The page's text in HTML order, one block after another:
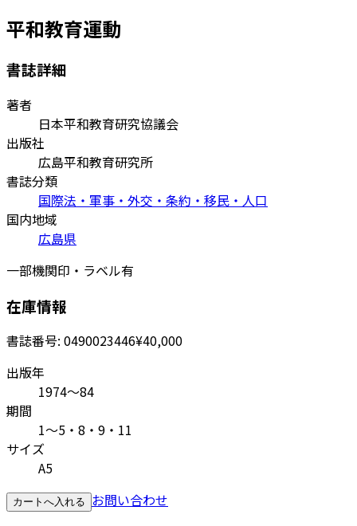
平和教育運動
書誌詳細
著者
日本平和教育研究協議会
出版社
広島平和教育研究所
書誌分類
国際法・軍事・外交・条約・移民・人口
国内地域
広島県
一部機関印・ラベル有
在庫情報
書誌番号: 0490023446¥40,000
出版年
1974～84
期間
1〜5・8・9・11
サイズ
A5
カートへ入れる お問い合わせ